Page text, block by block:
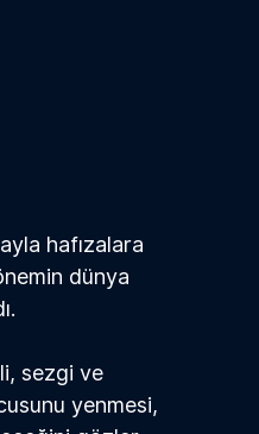
hafızalara
dünya
sezgi ve
yenmesi,